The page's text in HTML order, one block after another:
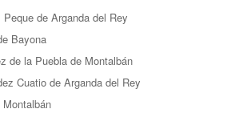
de Arganda del Rey
Bayona
de la Puebla de Montalbán
Cuatio de Arganda del Rey